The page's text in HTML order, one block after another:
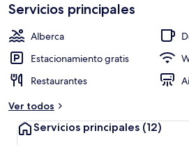
Servicios principales
Alberca
Estacionamiento gratis
Restaurantes
Ver todos
Servicios principales (12)